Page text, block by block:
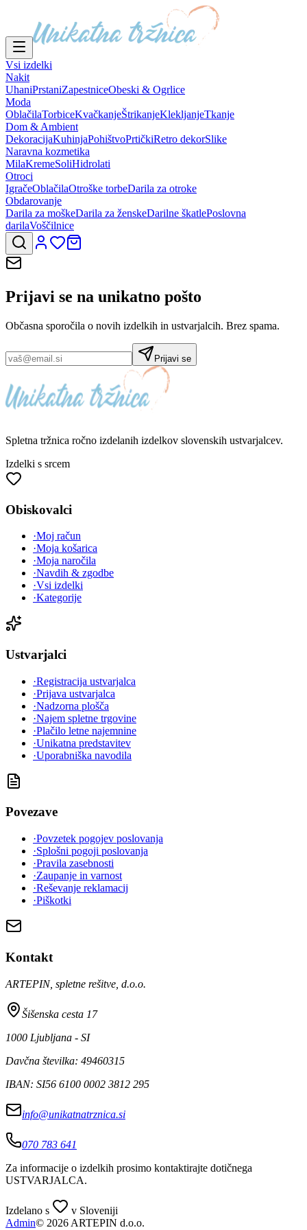
Vsi izdelki
Nakit
UhaniPrstaniZapestniceObeski & Ogrlice
Moda
OblačilaTorbiceKvačkanjeŠtrikanjeKlekljanjeTkanje
Dom & Ambient
DekoracijaKuhinjaPohištvoPrtičkiRetro dekorSlike
Naravna kozmetika
MilaKremeSoliHidrolati
Otroci
IgračeOblačilaOtroške torbeDarila za otroke
Obdarovanje
Darila za moškeDarila za ženskeDarilne škatlePoslovna
darilaVoščilnice
Prijavi se na unikatno pošto
Občasna sporočila o novih izdelkih in ustvarjalcih. Brez spama.
Prijavi se
Spletna tržnica ročno izdelanih izdelkov slovenskih ustvarjalcev.
Izdelki s srcem
Obiskovalci
·Moj račun
·Moja košarica
·Moja naročila
·Navdih & zgodbe
·Vsi izdelki
·Kategorije
Ustvarjalci
·Registracija ustvarjalca
·Prijava ustvarjalca
·Nadzorna plošča
·Najem spletne trgovine
·Plačilo letne najemnine
·Unikatna predstavitev
·Uporabniška navodila
Povezave
·Povzetek pogojev poslovanja
·Splošni pogoji poslovanja
·Pravila zasebnosti
·Zaupanje in varnost
·Reševanje reklamacij
·Piškotki
Kontakt
ARTEPIN, spletne rešitve, d.o.o.
Šišenska cesta 17
1000 Ljubljana - SI
Davčna številka: 49460315
IBAN: SI56 6100 0002 3812 295
info@unikatnatrznica.si
070 783 641
Za informacije o izdelkih prosimo kontaktirajte dotičnega
USTVARJALCA.
Izdelano s
v Sloveniji
Admin© 2026 ARTEPIN d.o.o.